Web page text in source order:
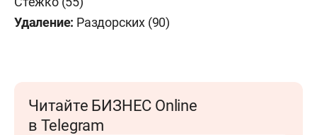
Удаление: Раздорских (90)
Читайте БИЗНЕС Online
в Telegram